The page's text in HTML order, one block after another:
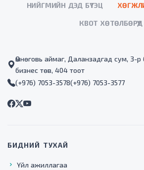
НИЙГМИЙН ДЭД БҮТЭЦ
КВОТ ХӨТӨЛБӨРҮҮД
Өмнөговь аймаг, Даланзадгад сум, 3-р
бизнес төв, 404 тоот
(+976) 7053-3578(+976) 7053-3577
БИДНИЙ ТУХАЙ
Үйл ажиллагаа